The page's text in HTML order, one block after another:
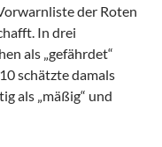
der Roten
In drei
als „gefährdet“
schätzte damals
als „mäßig“ und